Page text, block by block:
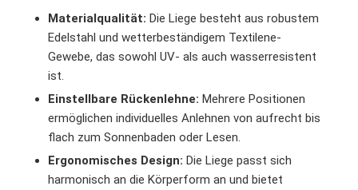
Materialqualität: Die Liege besteht aus robustem
Edelstahl und wetterbeständigem Textilene-
Gewebe, das sowohl UV- als auch wasserresistent
ist.
Einstellbare Rückenlehne: Mehrere Positionen
ermöglichen individuelles Anlehnen von aufrecht bis
flach zum Sonnenbaden oder Lesen.
Ergonomisches Design: Die Liege passt sich
harmonisch an die Körperform an und bietet